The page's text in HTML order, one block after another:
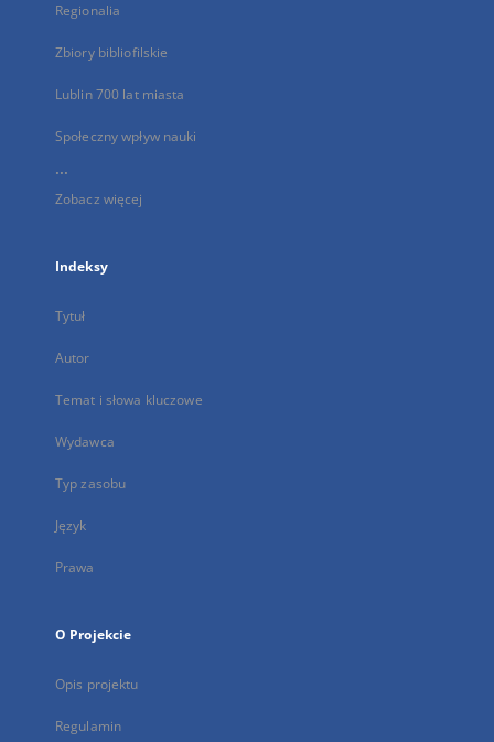
Regionalia
Zbiory bibliofilskie
Lublin 700 lat miasta
Społeczny wpływ nauki
...
Zobacz więcej
Indeksy
Tytuł
Autor
Temat i słowa kluczowe
Wydawca
Typ zasobu
Język
Prawa
O Projekcie
Opis projektu
Regulamin